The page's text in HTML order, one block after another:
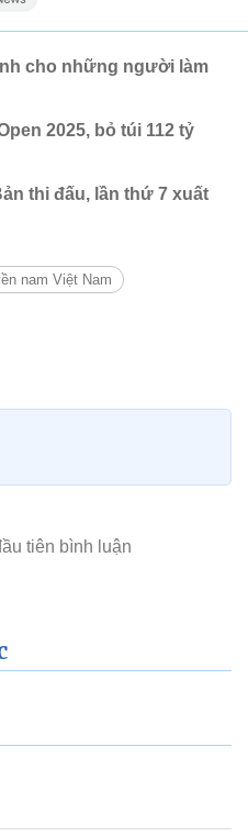
cho những người làm
2025, bỏ túi 112 tỷ
thi đấu, lần thứ 7 xuất
nam Việt Nam